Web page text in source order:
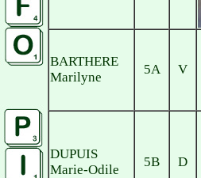
BARTHERE
Marilyne
5A V
DUPUIS
Marie-Odile
5B D